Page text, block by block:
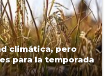
climática, pero
para la temporada